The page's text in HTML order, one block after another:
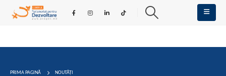
PRIMA PAGINĂ NOUTĂȚI